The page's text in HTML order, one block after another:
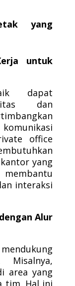
yang
untuk
dapat
dan
office
yang
interaksi
Alur
area yang
tim. Hal ini